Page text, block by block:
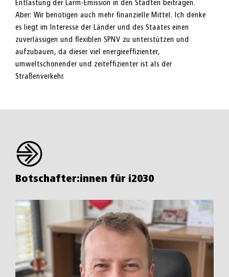
Entlastung der Lärm-Emission in den Städten beitragen.
Aber: Wir benötigen auch mehr finanzielle Mittel. Ich denke
es liegt im Interesse der Länder und des Staates einen
zuverlässigen und flexiblen SPNV zu unterstützen und
aufzubauen, da dieser viel energieeffizienter,
umweltschonender und zeiteffizienter ist als der
Straßenverkehr.
Botschafter:innen für i2030